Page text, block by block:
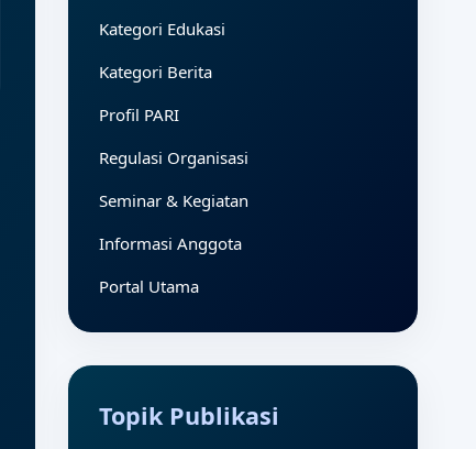
Kategori Edukasi
Kategori Berita
Profil PARI
Regulasi Organisasi
Seminar & Kegiatan
Informasi Anggota
Portal Utama
Topik Publikasi